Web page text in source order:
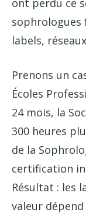
ont perdu ce
sophrologues
labels,
Prenons un
Écoles
24 mois, la
300 heures
de la
certification
Résultat : les
valeur